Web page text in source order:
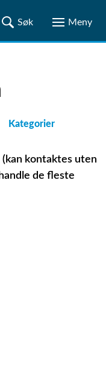
Kategorier
kontaktes uten
de fleste